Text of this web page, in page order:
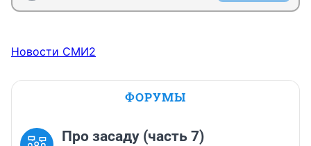
Новости СМИ2
ФОРУМЫ
Про засаду (часть 7)